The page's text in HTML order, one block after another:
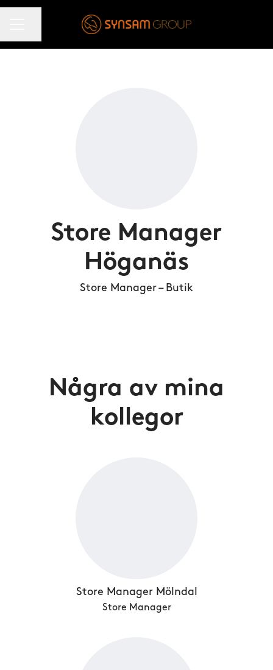
Store Manager
Höganäs
Store Manager – Butik
Några av mina
kollegor
Store Manager Mölndal
Store Manager